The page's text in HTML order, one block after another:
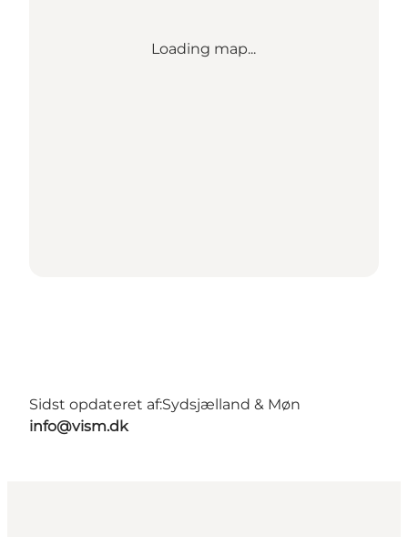
Loading map...
Sidst opdateret af:Sydsjælland & Møn
info@vism.dk